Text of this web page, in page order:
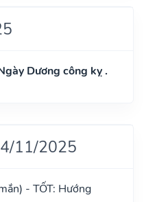
Dương công kỵ .
11/2025
- TỐT: Hướng